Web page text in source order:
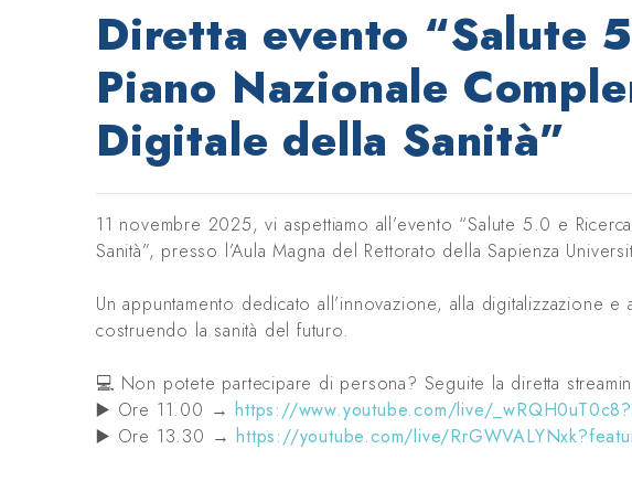
Diretta evento “Salute
Piano Nazionale
Digitale della Sanità”
11 novembre 2025, vi aspettiamo all’evento “Salute 5.0 e
Sanità”, presso l’Aula Magna del Rettorato della Sapienza
Un appuntamento dedicato all’innovazione, alla
costruendo la sanità del futuro.
💻 Non potete partecipare di persona? Seguite la diretta
▶️ Ore 11.00 →https://www.youtube.com/live/
▶️ Ore 13.30 →https://youtube.com/live/